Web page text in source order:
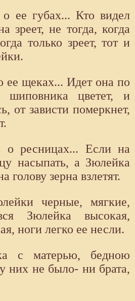
о ее губах... Кто видел
зреет, не тогда, когда
только зреет, тот и
ее щеках... Идет она по
шиповника цветет, и
от зависти померкнет,
о ресницах... Если на
насыпать, а Зюлейка
голову зерна взлетят.
черные, мягкие,
Зюлейка высокая,
ноги легко ее несли.
с матерью, бедною
них не было- ни брата,